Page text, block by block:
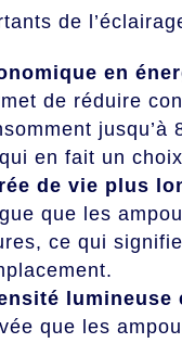
de
en
de réduire
jusqu’à
en fait un
de vie plus
que les
ce qui
lumineuse
que les